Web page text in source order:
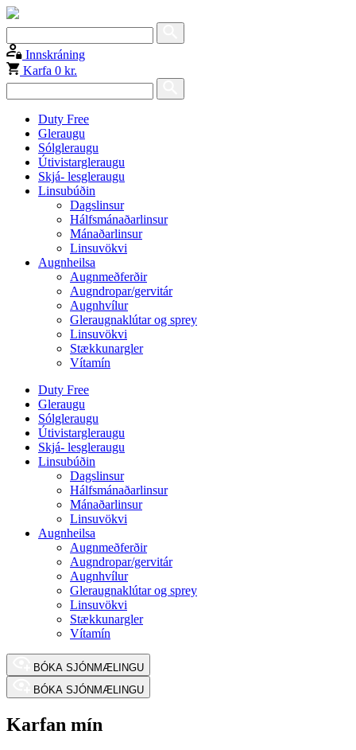
Innskráning
Karfa 0 kr.
Duty Free
Gleraugu
Sólgleraugu
Útivistargleraugu
Skjá- lesgleraugu
Linsubúðin
Dagslinsur
Hálfsmánaðarlinsur
Mánaðarlinsur
Linsuvökvi
Augnheilsa
Augnmeðferðir
Augndropar/gervitár
Augnhvílur
Gleraugnaklútar og sprey
Linsuvökvi
Stækkunargler
Vítamín
Duty Free
Gleraugu
Sólgleraugu
Útivistargleraugu
Skjá- lesgleraugu
Linsubúðin
Dagslinsur
Hálfsmánaðarlinsur
Mánaðarlinsur
Linsuvökvi
Augnheilsa
Augnmeðferðir
Augndropar/gervitár
Augnhvílur
Gleraugnaklútar og sprey
Linsuvökvi
Stækkunargler
Vítamín
BÓKA SJÓNMÆLINGU
BÓKA SJÓNMÆLINGU
Karfan mín